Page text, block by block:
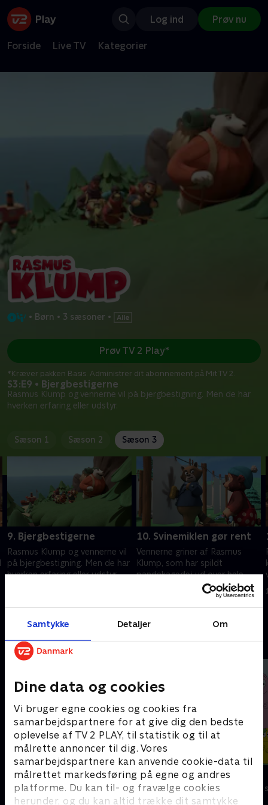
Samtykke Detaljer Om
Dine data og cookies
Vi bruger egne cookies og cookies fra
samarbejdspartnere for at give dig den bedste
oplevelse af TV 2 PLAY, til statistik og til at
målrette annoncer til dig. Vores
samarbejdspartnere kan anvende cookie-data til
målrettet markedsføring på egne og andres
platforme. Du kan til- og fravælge cookies
herunder, og du kan altid trække dit samtykke
Log ind Prøv nu
Forside Live TV Kategorier
• Børn • 3 sæsoner •
S3:E9 • Bjergbestigerne
Rasmus Klump og vennerne vil på bjergbestigning. Men de har
hverken erfaring eller udstyr.
Prøv TV 2 Play*
*Kræver pakken Basis. Administrer dit abonnement på Mit TV 2.
Sæson 1 Sæson 2 Sæson 3
9. Bjergbestigerne
Rasmus Klump og vennerne vil
på bjergbestigning. Men de har
hverken erfaring eller udstyr.
10. Svinemiklen gør rent
Vennerne griner af Rasmus
Klump, som har spildt
pandekagedej ud over hele
Andre så også
Gurli Gris
Børneserier • 4 sæsoner
Barbapapa
Børneserier • 1